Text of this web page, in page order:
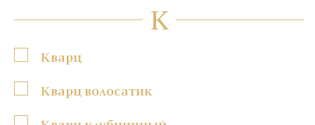
К
Кварц
Кварц волосатик